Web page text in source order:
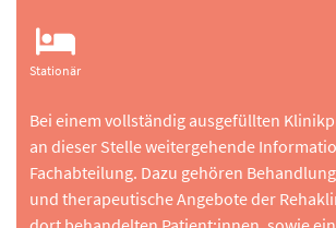
Stationär
Bei einem vollständig ausgefüllten
an dieser Stelle weitergehende
Fachabteilung. Dazu gehören
und therapeutische Angebote der